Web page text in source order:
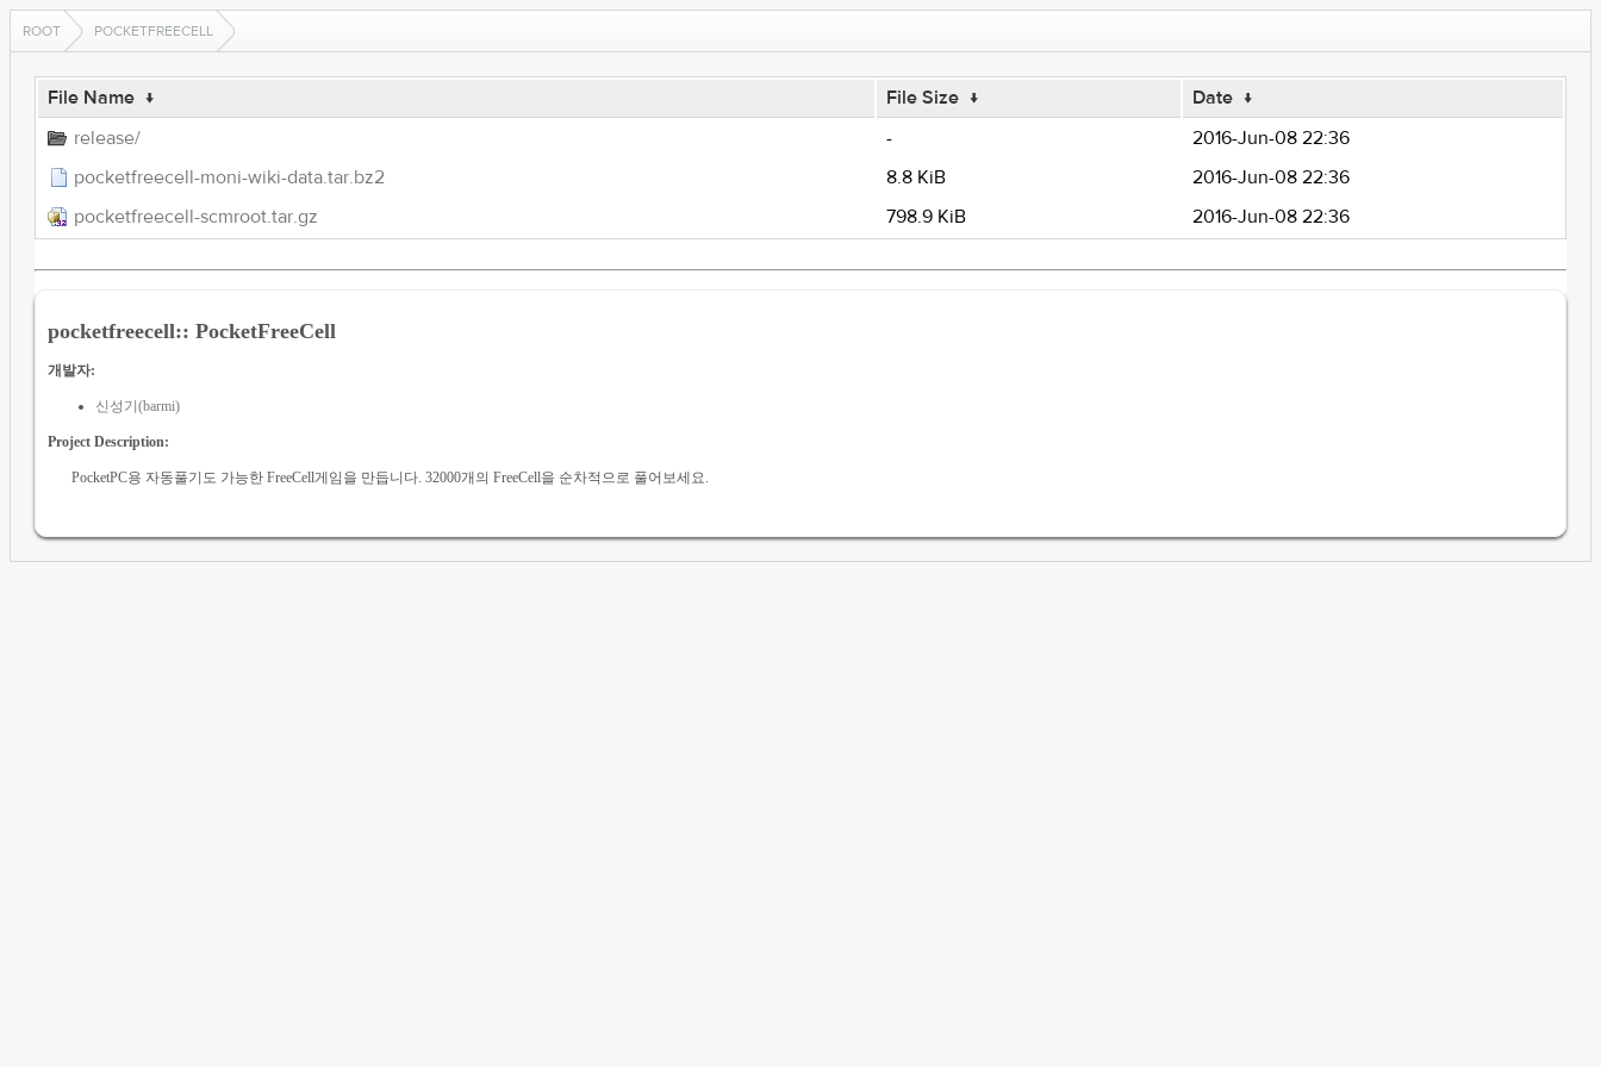
ROOT POCKETFREECELL
File Name ↓ File Size ↓ Date ↓
release/
-
2016-Jun-08 22:36
pocketfreecell-moni-wiki-data.tar.bz2
8.8 KiB
2016-Jun-08 22:36
pocketfreecell-scmroot.tar.gz
798.9 KiB 2016-Jun-08 22:36
pocketfreecell:: PocketFreeCell
개발자:
신성기(barmi)
Project Description:
PocketPC용 자동풀기도 가능한 FreeCell게임을 만듭니다. 32000개의 FreeCell을 순차적으로 풀어보세요.